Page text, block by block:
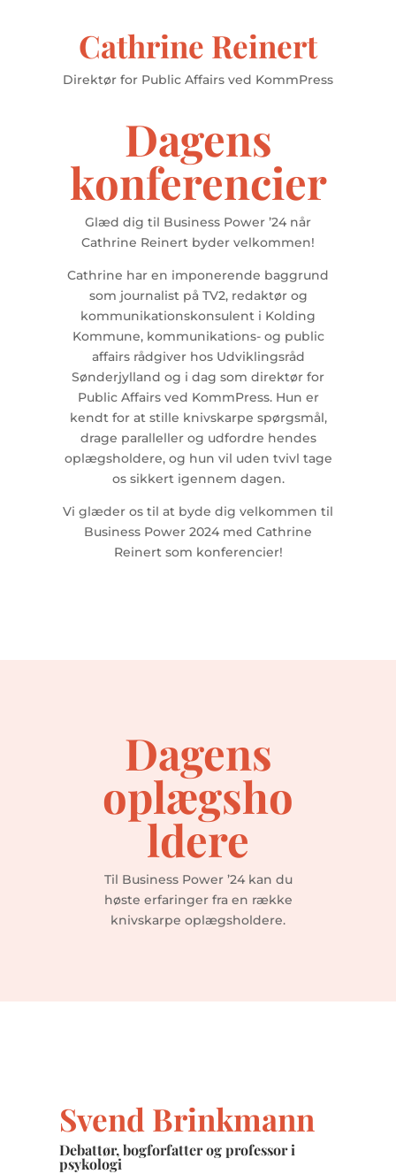
Dagens
konferencier
Glæd dig til Business Power ’24 når
Cathrine Reinert byder velkommen!
Cathrine har en imponerende baggrund
som journalist på TV2, redaktør og
kommunikationskonsulent i Kolding
Kommune, kommunikations- og public
affairs rådgiver hos Udviklingsråd
Sønderjylland og i dag som direktør for
Public Affairs ved KommPress. Hun er
kendt for at stille knivskarpe spørgsmål,
drage paralleller og udfordre hendes
oplægsholdere, og hun vil uden tvivl tage
os sikkert igennem dagen.
Vi glæder os til at byde dig velkommen til
Business Power 2024 med Cathrine
Reinert som konferencier!
Cathrine Reinert
Direktør for Public Affairs ved KommPress
Dagens
oplægsho
ldere
Til Business Power ’24 kan du
høste erfaringer fra en række
knivskarpe oplægsholdere.
Svend Brinkmann
Debattør, bogforfatter og professor i
psykologi